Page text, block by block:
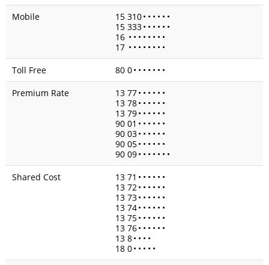
Mobile
15 310• • • • • •
15 333• • • • • •
16 • • • • • • • •
17 • • • • • • • •
Toll Free
80 0• • • • • • •
Premium Rate
13 77• • • • • •
13 78• • • • • •
13 79• • • • • •
90 01 • • • • • •
90 03• • • • • •
90 05• • • • • •
90 09• • • • • • •
Shared Cost
13 71 • • • • • •
13 72• • • • • •
13 73• • • • • •
13 74• • • • • •
13 75• • • • • •
13 76• • • • • •
13 8• • • •
18 0• • • • •